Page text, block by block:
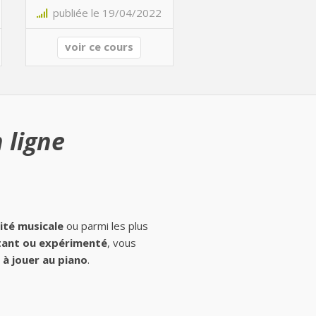
publiée le 19/04/2022
voir ce cours
ligne
musicale ou parmi les plus
ou expérimenté, vous
jouer au piano.